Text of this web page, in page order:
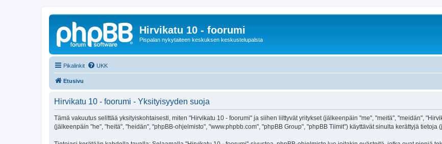
Hirvikatu 10 - foorumi
Pispalan nykytaiteen keskuksen keskustelupalsta
Pikalinkit UKK
Etusivu
Hirvikatu 10 - foorumi - Yksityisyyden suoja
Tämä vakuutus selittää yksityiskohtaisesti, miten "Hirvikatu 10 - foorumi" ja siihen liittyvät yritykset (jälkeenpäin "me", "meitä", "meidän",
(jälkeenpäin "he", "heitä", "heidän", "phpBB-ohjelmisto", "www.phpbb.com", "phpBB Group", "phpBB Tiimit") käyttävät sinulta kerättyjä tietoja